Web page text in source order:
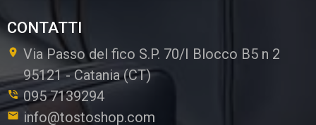
CONTATTI
Via Passo del fico S.P. 70/I Blocco B5 n 2
95121-Catania (CT)
095 7139294
info@tostoshop.com